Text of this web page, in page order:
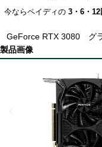
今ならペイディの 3・6・
GeForce RTX 3080 グ
製品画像